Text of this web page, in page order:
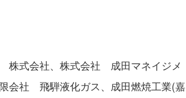
株式会社、株式会社 成田マネイジメ
会社 飛騨液化ガス、成田燃焼工業(嘉